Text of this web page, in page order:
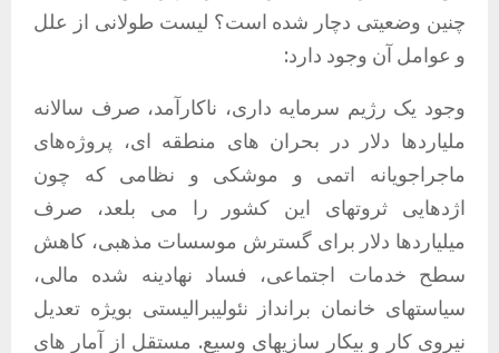
چنین وضعیتی دچار شده است؟ لیست طولانی از علل
و عوامل آن وجود دارد:
وجود یک رژیم سرمایه داری، ناکارآمد، صرف سالانه
ملیاردها دلار در بحران های منطقه ای، پروژه‌های
ماجراجویانه اتمی و موشکی و نظامی که چون
اژدهايی ثروتهای این کشور را می بلعد، صرف
میلیاردها دلار برای گسترش موسسات مذهبی، کاهش
سطح خدمات اجتماعی، فساد نهادینه شده مالی،
سیاستهای خانمان برانداز نئولیبرالیستی بويژه تعدیل
نیروی کار و بیکار سازیهای وسیع. مستقل از آمار های